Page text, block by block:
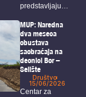
predstavljaju
sliku Bora, a
među...
MUP: Naredna
dva meseca
obustava
saobraćaja na
deonici Bor –
Selište
Društvo
15/06/2026
Centar za